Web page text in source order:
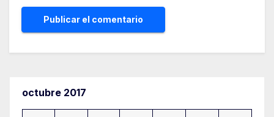
octubre 2017